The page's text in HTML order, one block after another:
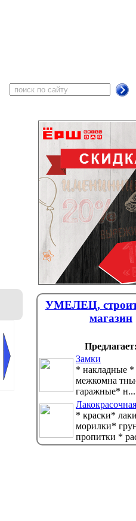
УМЕЛЕЦ,
магазин
Предлагает:
Замки
* накладные *
межкомна
гаражные* н...
* краски*
морилки*
пропитки *